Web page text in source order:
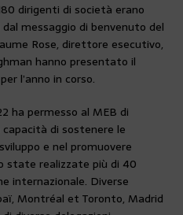
dirigenti di società erano
messaggio di benvenuto del
Rose, direttore esecutivo,
hanno presentato il
l’anno in corso.
ha permesso al MEB di
di sostenere le
e nel promuovere
state realizzate più di 40
internazionale. Diverse
Montréal et Toronto, Madrid